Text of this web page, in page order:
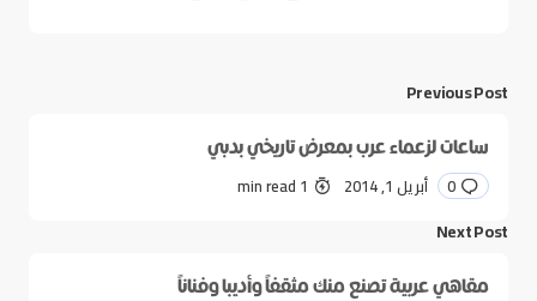
Previous Post
ساعات لزعماء عرب بمعرض تاريخي بدبي
0 أبريل 1, 2014 1 min read
Next Post
مقاهي عربية تصنع منك مثقفاً وأديبا وفناناً